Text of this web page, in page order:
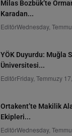
Milas Bozbük’te
Karadan...
EditörWednesday,
YÖK Duyurdu: Muğla
Üniversitesi...
EditörFriday, Temmuzy
Ortakent’te Makilik
Ekipleri...
EditörWednesday,